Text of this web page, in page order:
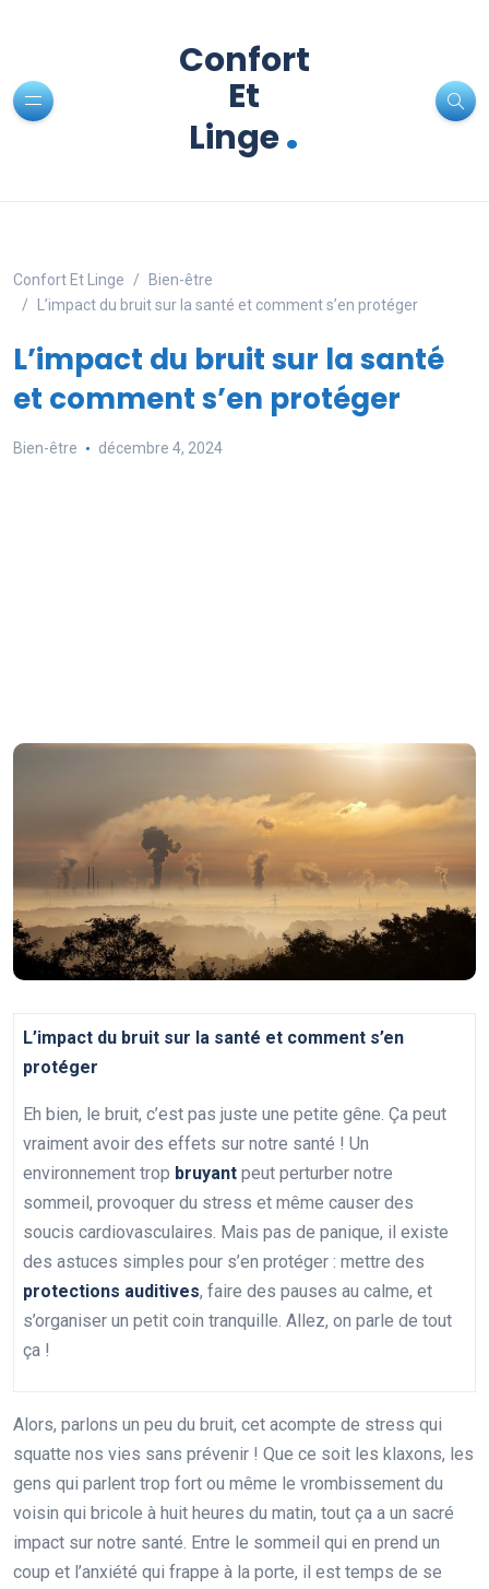
Confort
Et
Linge.
Confort Et Linge
Bien-être
L’impact du bruit sur la santé et comment s’en protéger
L’impact du bruit sur la santé
et comment s’en protéger
Bien-être décembre 4, 2024
L’impact du bruit sur la santé et comment s’en
protéger
Eh bien, le bruit, c’est pas juste une petite gêne. Ça peut
vraiment avoir des effets sur notre santé ! Un
environnement trop bruyant peut perturber notre
sommeil, provoquer du stress et même causer des
soucis cardiovasculaires. Mais pas de panique, il existe
des astuces simples pour s’en protéger : mettre des
protections auditives, faire des pauses au calme, et
s’organiser un petit coin tranquille. Allez, on parle de tout
ça !
Alors, parlons un peu du bruit, cet acompte de stress qui
squatte nos vies sans prévenir ! Que ce soit les klaxons, les
gens qui parlent trop fort ou même le vrombissement du
voisin qui bricole à huit heures du matin, tout ça a un sacré
impact sur notre santé. Entre le sommeil qui en prend un
coup et l’anxiété qui frappe à la porte, il est temps de se